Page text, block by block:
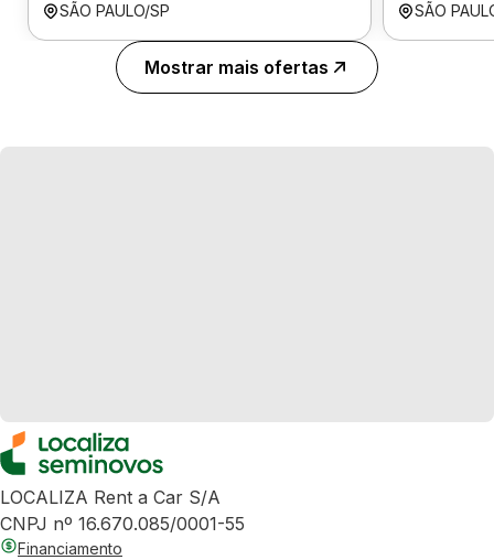
SÃO PAULO/SP SÃO
Mostrar mais ofertas
LOCALIZA Rent a Car S/A
CNPJ nº 16.670.085/0001-55
Financiamento